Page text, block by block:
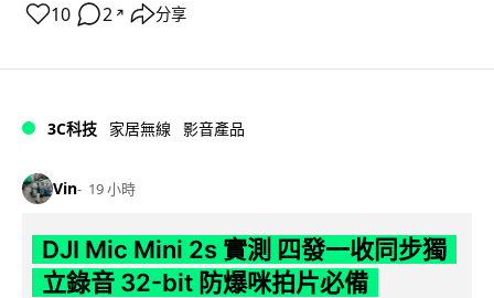
10 2 ↗ 分享
3C科技 家居無線 影音產品
Vin 19 小時
DJI Mic Mini 2s 實測 四發一收同步獨
立錄音 32-bit 防爆咪拍片必備